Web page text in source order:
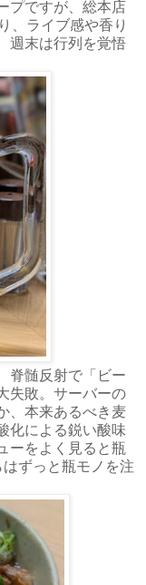
プですが、総本店
、ライブ感や香り
週末は行列を覚悟
脊髄反射で「ビー
失敗。サーバーの
、本来あるべき麦
化による鋭い酸味
ーをよく見ると瓶
ずっと瓶モノを注